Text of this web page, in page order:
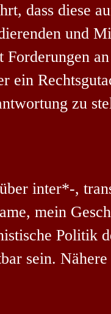
dass diese
und
ein
zu
inter*-,
mein
sein.